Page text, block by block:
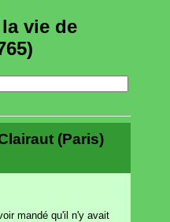
vie de
(Paris)
mandé qu'il n'y avait